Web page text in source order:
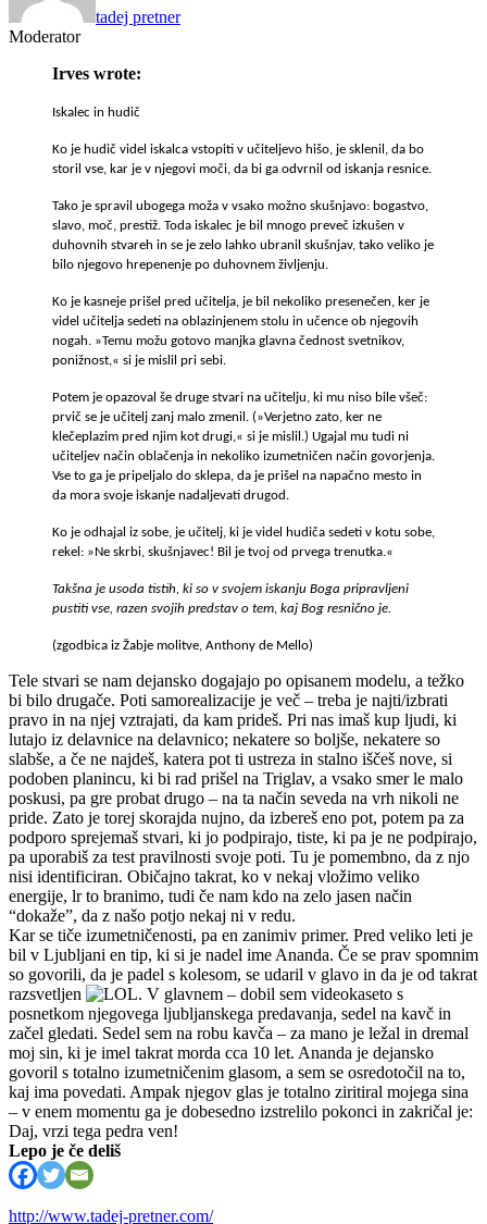
tadej pretner
Moderator
Irves wrote:
Iskalec in hudič
Ko je hudič videl iskalca vstopiti v učiteljevo hišo, je sklenil, da bo
storil vse, kar je v njegovi moči, da bi ga odvrnil od iskanja resnice.
Tako je spravil ubogega moža v vsako možno skušnjavo: bogastvo,
slavo, moč, prestiž. Toda iskalec je bil mnogo preveč izkušen v
duhovnih stvareh in se je zelo lahko ubranil skušnjav, tako veliko je
bilo njegovo hrepenenje po duhovnem življenju.
Ko je kasneje prišel pred učitelja, je bil nekoliko presenečen, ker je
videl učitelja sedeti na oblazinjenem stolu in učence ob njegovih
nogah. »Temu možu gotovo manjka glavna čednost svetnikov,
ponižnost,« si je mislil pri sebi.
Potem je opazoval še druge stvari na učitelju, ki mu niso bile všeč:
prvič se je učitelj zanj malo zmenil. (»Verjetno zato, ker ne
klečeplazim pred njim kot drugi,« si je mislil.) Ugajal mu tudi ni
učiteljev način oblačenja in nekoliko izumetničen način govorjenja.
Vse to ga je pripeljalo do sklepa, da je prišel na napačno mesto in
da mora svoje iskanje nadaljevati drugod.
Ko je odhajal iz sobe, je učitelj, ki je videl hudiča sedeti v kotu sobe,
rekel: »Ne skrbi, skušnjavec! Bil je tvoj od prvega trenutka.«
Takšna je usoda tistih, ki so v svojem iskanju Boga pripravljeni
pustiti vse, razen svojih predstav o tem, kaj Bog resnično je.
(zgodbica iz Žabje molitve, Anthony de Mello)
Tele stvari se nam dejansko dogajajo po opisanem modelu, a težko
bi bilo drugače. Poti samorealizacije je več – treba je najti/izbrati
pravo in na njej vztrajati, da kam prideš. Pri nas imaš kup ljudi, ki
lutajo iz delavnice na delavnico; nekatere so boljše, nekatere so
slabše, a če ne najdeš, katera pot ti ustreza in stalno iščeš nove, si
podoben planincu, ki bi rad prišel na Triglav, a vsako smer le malo
poskusi, pa gre probat drugo – na ta način seveda na vrh nikoli ne
pride. Zato je torej skorajda nujno, da izbereš eno pot, potem pa za
podporo sprejemaš stvari, ki jo podpirajo, tiste, ki pa je ne podpirajo,
pa uporabiš za test pravilnosti svoje poti. Tu je pomembno, da z njo
nisi identificiran. Običajno takrat, ko v nekaj vložimo veliko
energije, lr to branimo, tudi če nam kdo na zelo jasen način
“dokaže”, da z našo potjo nekaj ni v redu.
Kar se tiče izumetničenosti, pa en zanimiv primer. Pred veliko leti je
bil v Ljubljani en tip, ki si je nadel ime Ananda. Če se prav spomnim
so govorili, da je padel s kolesom, se udaril v glavo in da je od takrat
razsvetljen
. V glavnem – dobil sem videokaseto s
posnetkom njegovega ljubljanskega predavanja, sedel na kavč in
začel gledati. Sedel sem na robu kavča – za mano je ležal in dremal
moj sin, ki je imel takrat morda cca 10 let. Ananda je dejansko
govoril s totalno izumetničenim glasom, a sem se osredotočil na to,
kaj ima povedati. Ampak njegov glas je totalno ziritiral mojega sina
– v enem momentu ga je dobesedno izstrelilo pokonci in zakričal je:
Daj, vrzi tega pedra ven!
Lepo je če deliš
http://www.tadej-pretner.com/